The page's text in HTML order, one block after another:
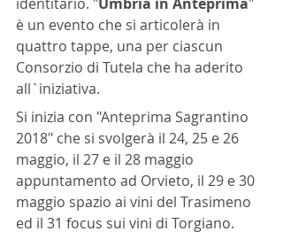
è un evento che si articolerà in
quattro tappe, una per ciascun
Consorzio di Tutela che ha aderito
all`iniziativa.
Si inizia con "Anteprima Sagrantino
2018" che si svolgerà il 24, 25 e 26
maggio, il 27 e il 28 maggio
appuntamento ad Orvieto, il 29 e 30
maggio spazio ai vini del Trasimeno
ed il 31 focus sui vini di Torgiano.